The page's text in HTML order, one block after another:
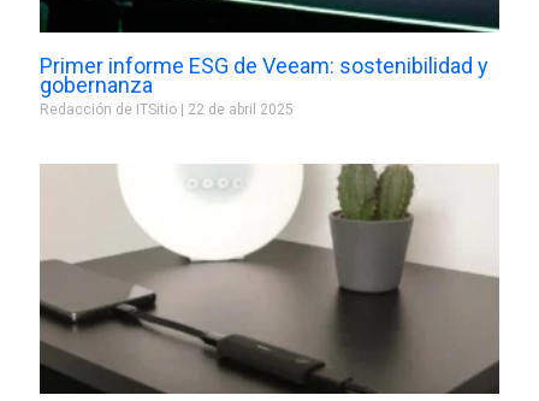
Primer informe ESG de Veeam: sostenibilidad y
gobernanza
Redacción de ITSitio 22 de abril 2025